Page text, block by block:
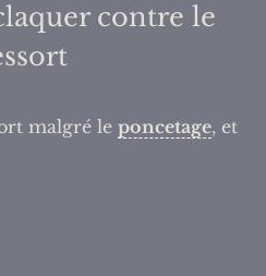
contre le
malgré le poncetage, et